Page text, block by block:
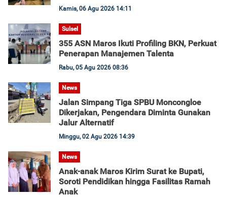
Kamis, 06 Agu 2026 14:11
Sulsel
355 ASN Maros Ikuti Profiling BKN, Perkuat
Penerapan Manajemen Talenta
Rabu, 05 Agu 2026 08:36
News
Jalan Simpang Tiga SPBU Moncongloe
Dikerjakan, Pengendara Diminta Gunakan
Jalur Alternatif
Minggu, 02 Agu 2026 14:39
News
Anak-anak Maros Kirim Surat ke Bupati,
Soroti Pendidikan hingga Fasilitas Ramah
Anak